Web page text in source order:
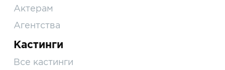
Актерам
Агентства
Кастинги
Все кастинги